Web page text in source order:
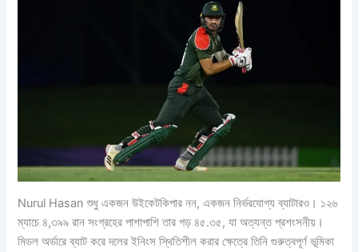
Nurul Hasan শুধু একজন উইকেটকিপার নন, একজন নির্ভরযোগ্য ব্যাটারও। ১২৬
ম্যাচে ৪,৩৯৯ রান সংগ্রহের পাশাপাশি তার গড় ৪৫.৩৫, যা অত্যন্ত প্রশংসনীয়।
মিডল অর্ডারে ব্যাট করে দলের ইনিংস স্থিতিশীল করার ক্ষেত্রে তিনি গুরুত্বপূর্ণ ভূমিকা